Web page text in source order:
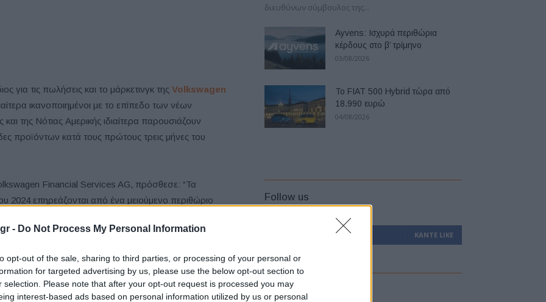
- Do Not Process My Personal Information
opt-out of the sale, sharing to third parties, or processing of your personal or
for targeted advertising by us, please use the below opt-out section to
selection. Please note that after your opt-out request is processed you may
interest-based ads based on personal information utilized by us or personal
για τις πωλήσεις και το μάρκετινγκ της Volkswagen
ικανοποιημένοι με το επίπεδο των νέων
της Νότιας Αμερικής ιδιαίτερα παρουσιάζουν
προϊόντων κατά τους πρώτους τρεις μήνες του
Financial Services AG, πρόσθεσε: “Τα
2024 επηρεάζονται από ένα μειούμενο περιθώριο
Επιπλέον, το αυξανόμενο κόστος κινδύνου
έχουν αντίκτυπο στο αποτέλεσμα, ωστόσο, με
εξελίξεων, εμμένουμε στις προβλέψεις μας για το
θα είναι ελαφρώς πάνω από τα επίπεδα του
των παραδόσεων στους πελάτες».
διευθύνων σύμβουλος της...
Ayvens: Iσχυρά περιθώρια
κέρδους στο β’ τρίμηνο
03/08/2026
Το FIAT 500 Hybrid τώρα από
18.990 ευρώ
04/08/2026
Follow us
Υποστηρικτές ΚΆΝΤΕ LIKE
Latest